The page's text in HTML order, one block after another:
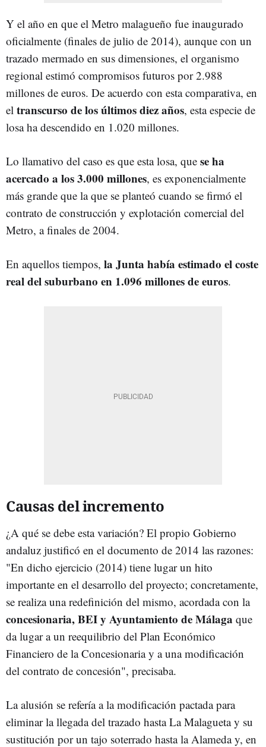
Y el año en que el Metro malagueño fue inaugurado
oficialmente (finales de julio de 2014), aunque con un
trazado mermado en sus dimensiones, el organismo
regional estimó compromisos futuros por 2.988
millones de euros. De acuerdo con esta comparativa, en
el transcurso de los últimos diez años, esta especie de
losa ha descendido en 1.020 millones.
Lo llamativo del caso es que esta losa, que se ha
acercado a los 3.000 millones, es exponencialmente
más grande que la que se planteó cuando se firmó el
contrato de construcción y explotación comercial del
Metro, a finales de 2004.
En aquellos tiempos, la Junta había estimado el coste
real del suburbano en 1.096 millones de euros.
Causas del incremento
¿A qué se debe esta variación? El propio Gobierno
andaluz justificó en el documento de 2014 las razones:
"En dicho ejercicio (2014) tiene lugar un hito
importante en el desarrollo del proyecto; concretamente,
se realiza una redefinición del mismo, acordada con la
concesionaria, BEI y Ayuntamiento de Málaga que
da lugar a un reequilibrio del Plan Económico
Financiero de la Concesionaria y a una modificación
del contrato de concesión", precisaba.
La alusión se refería a la modificación pactada para
eliminar la llegada del trazado hasta La Malagueta y su
sustitución por un tajo soterrado hasta la Alameda y, en